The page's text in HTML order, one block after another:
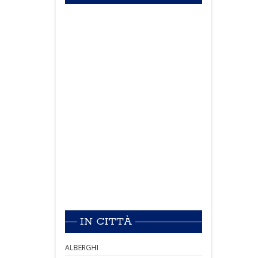
IN CITTÀ
ALBERGHI